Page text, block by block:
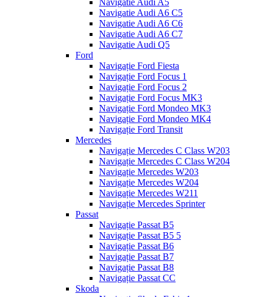
Navigatie Audi A5
Navigatie Audi A6 C5
Navigatie Audi A6 C6
Navigatie Audi A6 C7
Navigatie Audi Q5
Ford
Navigație Ford Fiesta
Navigație Ford Focus 1
Navigație Ford Focus 2
Navigație Ford Focus MK3
Navigație Ford Mondeo MK3
Navigație Ford Mondeo MK4
Navigație Ford Transit
Mercedes
Navigație Mercedes C Class W203
Navigație Mercedes C Class W204
Navigație Mercedes W203
Navigație Mercedes W204
Navigație Mercedes W211
Navigație Mercedes Sprinter
Passat
Navigație Passat B5
Navigație Passat B5 5
Navigație Passat B6
Navigație Passat B7
Navigație Passat B8
Navigație Passat CC
Skoda